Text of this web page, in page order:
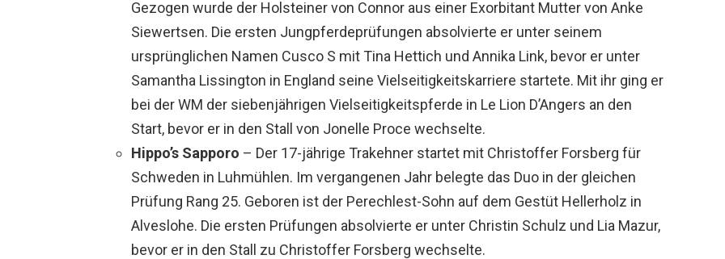
Gezogen wurde der Holsteiner von Connor aus einer Exorbitant Mutter von Anke
Siewertsen. Die ersten Jungpferdeprüfungen absolvierte er unter seinem
ursprünglichen Namen Cusco S mit Tina Hettich und Annika Link, bevor er unter
Samantha Lissington in England seine Vielseitigkeitskarriere startete. Mit ihr ging er
bei der WM der siebenjährigen Vielseitigkeitspferde in Le Lion D’Angers an den
Start, bevor er in den Stall von Jonelle Proce wechselte.
Hippo’s Sapporo – Der 17-jährige Trakehner startet mit Christoffer Forsberg für
Schweden in Luhmühlen. Im vergangenen Jahr belegte das Duo in der gleichen
Prüfung Rang 25. Geboren ist der Perechlest-Sohn auf dem Gestüt Hellerholz in
Alveslohe. Die ersten Prüfungen absolvierte er unter Christin Schulz und Lia Mazur,
bevor er in den Stall zu Christoffer Forsberg wechselte.